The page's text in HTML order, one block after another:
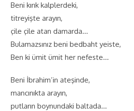
Beni kırık kalplerdeki,
titreyişte arayın,
çile çile atan damarda…
Bulamazsınız beni bedbaht yeiste,
Ben ki ümit ümit her nefeste…
Beni İbrahim’in ateşinde,
mancınıkta arayın,
putların boynundaki baltada…